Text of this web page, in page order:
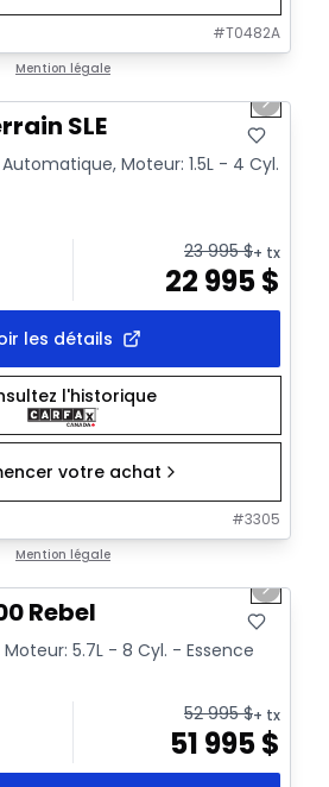
#T0482A
Mention légale
Next
SLE
Moteur: 1.5L - 4 Cyl.
23 995$+ tx
22 995$
les détails
l'historique
votre achat
#3305
Mention légale
Next
Rebel
5.7L - 8 Cyl. - Essence
52 995$+ tx
51 995$